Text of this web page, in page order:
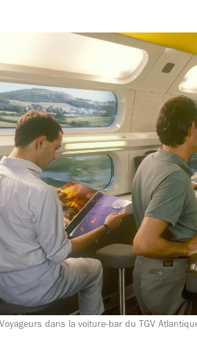
Voyageurs dans la voiture-bar du TGV